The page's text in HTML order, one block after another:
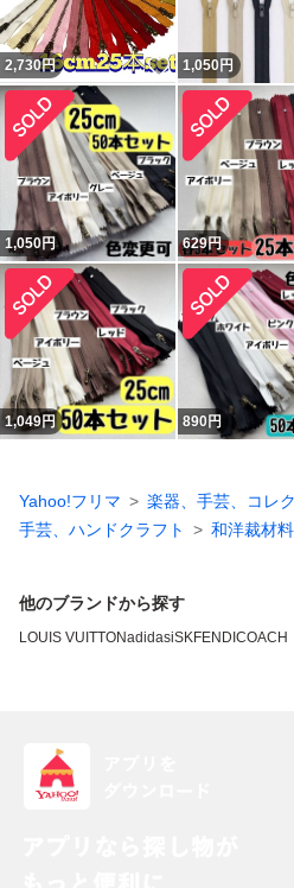
2,730円 いいね！
1,050 円
1,050円 629円
1,049円 890円
Yahoo!フリマ
楽器、手芸、コレ
手芸、ハンドクラフト
和洋裁材料
他のブランドから探す
LOUIS VUITTONadidasiSKFENDI COACH